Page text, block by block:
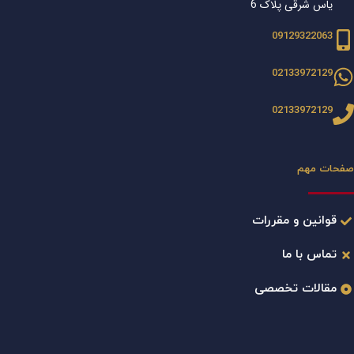
یاس شرقی پلاک 6
09129322063
02133972129
02133972129
صفحات مهم
قوانین و مقررات
تماس با ما
مقالات تخصصی